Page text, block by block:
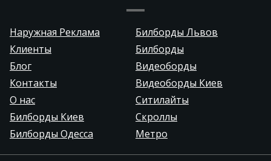
Наружная Реклама
Билборды Львов
Клиенты
Билборды
Блог
Видеоборды
Контакты
Видеоборды Киев
О нас
Ситилайты
Билборды Киев
Скроллы
Билборды Одесса
Метро